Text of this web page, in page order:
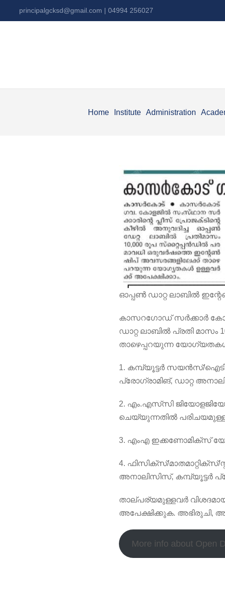
principalgcksd@gmail.com | 04994 256027
Home Institute Administration
ഓപ്പൺ ഡാറ്റ ലാബിൽ
കാസറഗോഡ് സർക്കാർ
ഡാറ്റ ലാബിൽ പ്രതി മാസം
താഴെപ്പറയുന്ന യോഗ്യതകൾ
1. കമ്പ്യൂട്ടർ സയൻസ്/
പ്രോഗ്രാമിങ്, ഡാറ്റ
2. എം.എസ്‌സി
ചെയ്യുന്നതിൽ
3. എംഎ ഇക്കണോമിക്സ്
4. ഫിസിക്സ്/മാതമാറ്റിക്സ്/
അനാലിസിസ്, കമ്പ്യൂട്ടർ
താല്പര്യമുള്ളവർ
അപേക്ഷിക്കുക. അഭിരുചി,
More info about Open